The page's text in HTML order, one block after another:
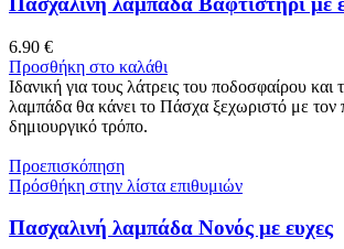
6.90 €
Προσθήκη στο καλάθι
Ιδανική για τους λάτρεις του ποδοσφαίρου
λαμπάδα θα κάνει το Πάσχα ξεχωριστό με τον
δημιουργικό τρόπο.
Προεπισκόπηση
Πρόσθήκη στην λίστα επιθυμιών
Πασχαλινή λαμπάδα Νονός με ευχες